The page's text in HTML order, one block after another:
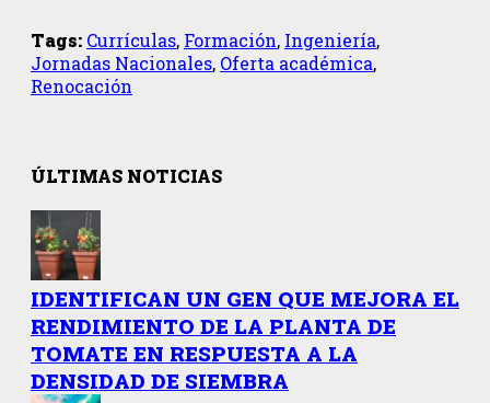
Tags: Currículas, Formación, Ingeniería,
Jornadas Nacionales, Oferta académica,
Renocación
ÚLTIMAS NOTICIAS
IDENTIFICAN UN GEN QUE MEJORA EL
RENDIMIENTO DE LA PLANTA DE
TOMATE EN RESPUESTA A LA
DENSIDAD DE SIEMBRA